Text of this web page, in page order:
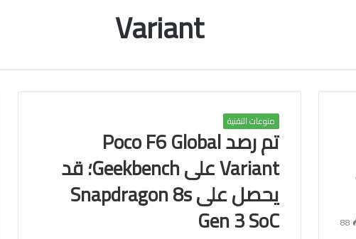
Variant
88
منوعات التقنية
تم رصد Poco F6 Global
Variant على Geekbench؛ قد
يحصل على Snapdragon 8s
Gen 3 SoC